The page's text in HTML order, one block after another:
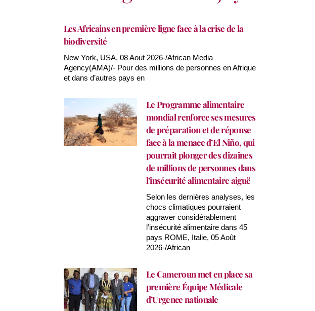
Les Africains en première ligne face à la crise de la
biodiversité
New York, USA, 08 Aout 2026-/African Media
Agency(AMA)/- Pour des millions de personnes en Afrique
et dans d’autres pays en
Le Programme alimentaire
mondial renforce ses mesures
de préparation et de réponse
face à la menace d’El Niño, qui
pourrait plonger des dizaines
de millions de personnes dans
l’insécurité alimentaire aiguë
Selon les dernières analyses, les
chocs climatiques pourraient
aggraver considérablement
l’insécurité alimentaire dans 45
pays ROME, Italie, 05 Août
2026-/African
Le Cameroun met en place sa
première Équipe Médicale
d’Urgence nationale